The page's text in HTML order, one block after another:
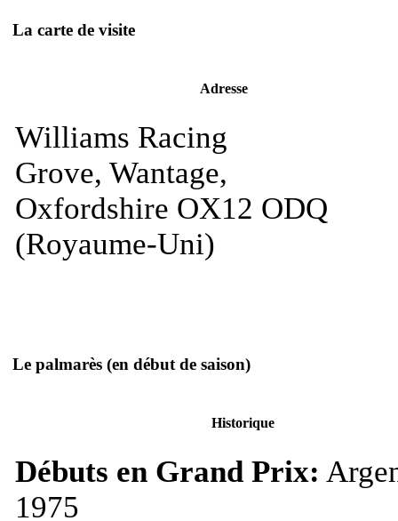
La carte de visite
Adresse
Williams Racing
Grove, Wantage,
Oxfordshire OX12 ODQ
(Royaume-Uni)
Le palmarès (en début de saison)
Historique
Débuts en Grand Prix:
1975